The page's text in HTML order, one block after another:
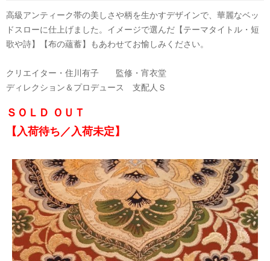
高級アンティーク帯の美しさや柄を生かすデザインで、華麗なベッ
ドスローに仕上げました。イメージで選んだ【テーマタイトル・短
歌や詩】【布の蘊蓄】もあわせてお愉しみください。
クリエイター・住川有子 監修・宵衣堂
ディレクション＆プロデュース 支配人Ｓ
ＳＯＬＤ ＯＵＴ
【入荷待ち／入荷未定】